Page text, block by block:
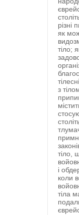
різні
як
тіло;
з
тіло,
і
коли
тіла